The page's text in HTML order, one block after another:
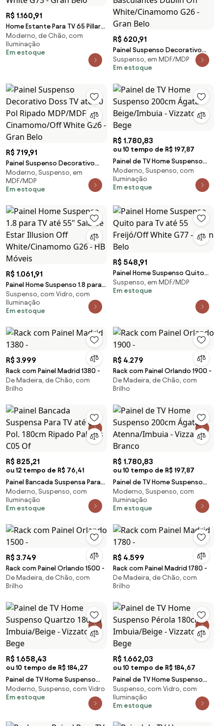
R$ 1.160,91
Home Estante Para TV 65 Pillar
Detalhe Ripado e Nichos com
Led Freijó/Off White G73 - Gran
Belo
Moderno, de Chão, com
Iluminação
Em estoque
R$ 620,91
Painel Suspenso Decorativo
Ripado MDP/MDF Portas
Basculantes Dublin Off
Belo
Suspenso, em MDF/MDP
Em estoque
R$ 719,91
Painel Suspenso Decorativo
Doss TV até 70 Pol Ripado
MDP/MDF Cinamomo/Off
White G26 - Gran Belo
Moderno, Suspenso, em
MDF/MDP
Em estoque
R$ 1.780,83
ou 10 tempo de R$ 197,87
Painel de TV Home Suspenso
200cm Ágata Beige/Imbuia -
Vizzato - Bege
Moderno, Suspenso, com
Iluminação
Em estoque
R$ 1.061,91
Painel Home Suspenso 1.8 para
TV até 55" Sala de Estar Illusion
Off White/Cinamomo G26 - HB
Móveis
Suspenso, com Vidro, com
Iluminação
Em estoque
R$ 548,91
Painel Home Suspenso Quito
para Tv até 55 Freijó/Off White
G77 - Gran Belo
Suspenso, em MDF/MDP
Em estoque
R$ 3.999
Rack com Painel Madrid 1380 -
De Madeira, de Chão, com
Brilho
R$ 4.279
Rack com Painel Orlando 1900 -
De Madeira, de Chão, com
Brilho
R$ 825,21
ou 12 tempo de R$ 76,41
Painel Bancada Suspensa Para
TV até 65 Pol. 180cm Ripado
Palmas C05 Of
Moderno, Suspenso, com
Iluminação
Em estoque
R$ 1.780,83
ou 10 tempo de R$ 197,87
Painel de TV Home Suspenso
200cm Ágata Atenna/Imbuia -
Vizzato - Branco
Moderno, Suspenso, com
Iluminação
Em estoque
R$ 3.749
Rack com Painel Orlando 1500 -
De Madeira, de Chão, com
Brilho
R$ 4.599
Rack com Painel Madrid 1780 -
De Madeira, de Chão, com
Brilho
R$ 1.658,43
ou 10 tempo de R$ 184,27
Painel de TV Home Suspenso
Quartzo 180cm Imbuia/Beige -
Vizzato - Bege
Moderno, Suspenso, com Vidro
Em estoque
R$ 1.662,03
ou 10 tempo de R$ 184,67
Painel de TV Home Suspenso
Pérola 180cm Imbuia/Beige -
Vizzato - Bege
Suspenso, com Vidro, com
Iluminação
Em estoque